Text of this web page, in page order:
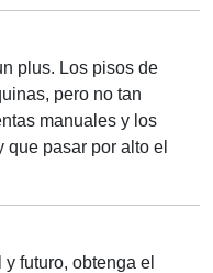
plus. Los pisos de
pero no tan
manuales y los
que pasar por alto el
futuro, obtenga el